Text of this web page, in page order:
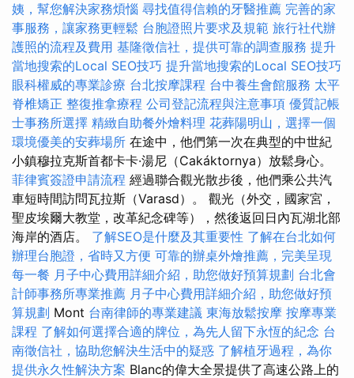
姨，幫您解決家務煩惱 尋找值得信賴的牙醫推薦 完善的家
事服務，讓家務更輕鬆 台胞證照片要求及規範 旅行社代辦
護照的流程及費用 基隆徵信社，提供可靠的調查服務 提升
當地搜索的Local SEO技巧 提升當地搜索的Local SEO技巧
眼科權威的專業診療 台北按摩課程 台中養生會館服務 太平
脊椎矯正 整復推拿療程 公司登記流程與注意事項 優質記帳
士事務所選擇 精緻自助餐外燴料理 花葬陽明山，選擇一個
環境優美的安葬場所 在途中，他們第一次在典型的中世紀
小鎮穆拉克斯首都卡卡·湯尼（Cakáktornya）放鬆身心。
菲律賓簽證申請流程 經過聯合觀光散步後，他們乘公共汽
車短時間訪問瓦拉斯（Varasd）。 觀光（外交，國家宮，
聖皮埃爾大教堂，改革紀念碑等），然後返回日內瓦湖北部
海岸的酒店。 了解SEO是什麼及其重要性 了解在台北如何
辦理台胞證，省時又方便 可靠的辦桌外燴推薦，完美呈現
每一餐 月子中心費用詳細介紹，助您做好預算規劃 台北會
計師事務所專業推薦 月子中心費用詳細介紹，助您做好預
算規劃 Mont 台南律師的專業建議 東海放鬆按摩 按摩專業
課程 了解如何選擇合適的牌位，為先人留下永恆的紀念 台
南徵信社，協助您解決生活中的疑惑 了解植牙過程，為你
提供永久性解決方案 Blanc的偉大全景提供了高速公路上的